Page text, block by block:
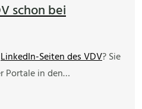
schon bei
LinkedIn-Seiten des VDV? Sie
Portale in den…